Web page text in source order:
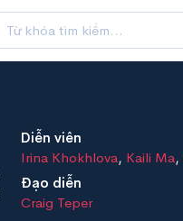
Diễn viên
Irina Khokhlova, Kaili Ma,
Đạo diễn
Craig Teper